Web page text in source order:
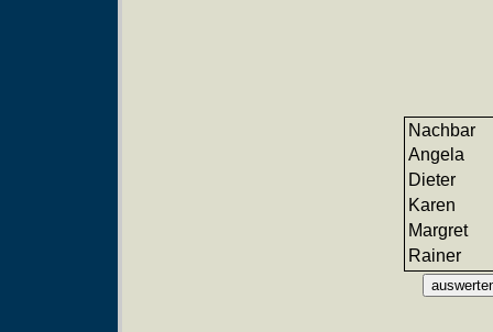
Nachbar
Angela
Dieter
Karen
Margret
Rainer